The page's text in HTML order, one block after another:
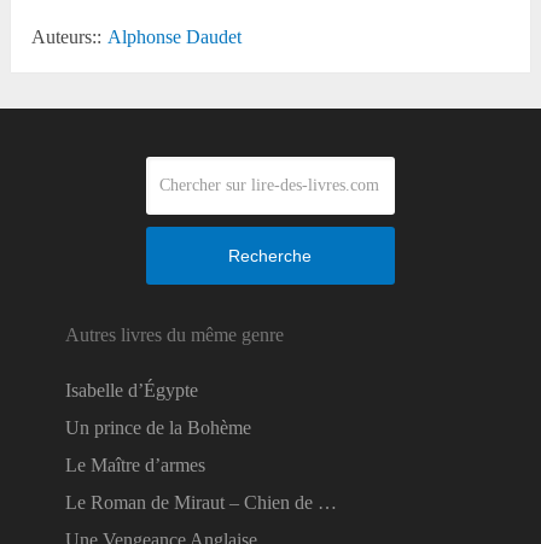
Auteurs:: Alphonse Daudet
Recherche
Autres livres du même genre
Isabelle d’Égypte
Un prince de la Bohème
Le Maître d’armes
Le Roman de Miraut – Chien de …
Une Vengeance Anglaise